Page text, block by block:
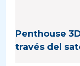
Penthouse
través del